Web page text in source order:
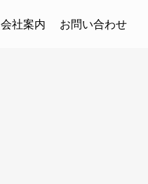
会社案内 お問い合わせ